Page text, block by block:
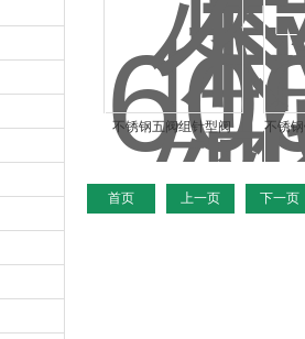
不锈钢五阀组针型阀
1151-3
不锈
首页 上一页 下一页